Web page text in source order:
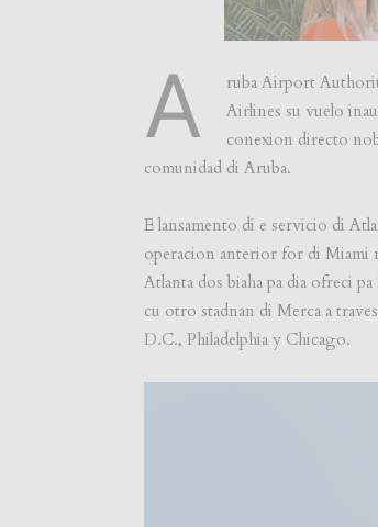
A
ruba Airport
Airlines su vuelo
conexion directo
comunidad di Aruba.
E lansamento di e servicio di
operacion anterior for di Miami
Atlanta dos biaha pa dia ofreci
cu otro stadnan di Merca a
D.C., Philadelphia y Chicago.